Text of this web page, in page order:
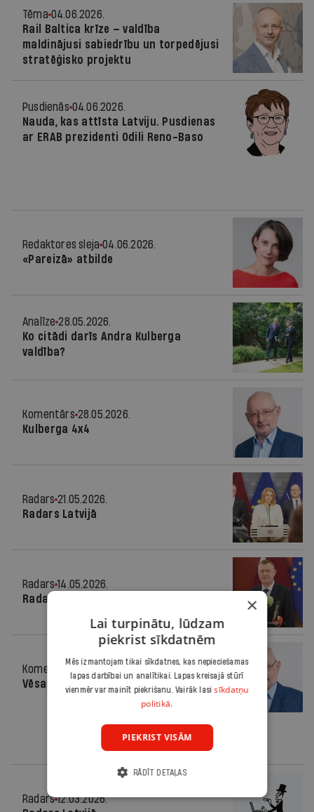
Tēma 04.06.2026.
Rail Baltica krīze — valdība
maldinājusi sabiedrību un torpedējusi
stratēģisko projektu
Pusdienās 04.06.2026.
Nauda, kas attīsta Latviju. Pusdienas
ar ERAB prezidenti Odili Reno-Baso
Redaktores sleja 04.06.2026.
«Pareizā» atbilde
Analīze 28.05.2026.
Ko citādi darīs Andra Kulberga
valdība?
Komentārs 28.05.2026.
Kulberga 4x4
Radars 21.05.2026.
Radars Latvijā
Radars 14.05.2026.
Radars Latvijā
Komentārs
09.04.2026.
Vēsas prognozes
Radars 12.03.2026.
×
Lai turpinātu, lūdzam
piekrist sīkdatnēm
Mēs izmantojam tikai sīkdatnes, kas nepieciešamas
lapas darbībai un analītikai. Lapas kreisajā stūrī
vienmēr var mainīt piekrišanu. Vairāk lasisīkdatņu
politikā.
PIEKRIST VISĀM
RĀDĪT DETAĻAS